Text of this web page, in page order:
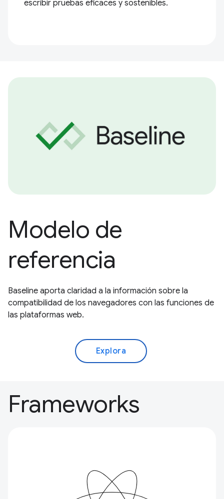
escribir pruebas eficaces y sostenibles.
Modelo de
referencia
Baseline aporta claridad a la información sobre la
compatibilidad de los navegadores con las funciones de
las plataformas web.
Explora
Frameworks